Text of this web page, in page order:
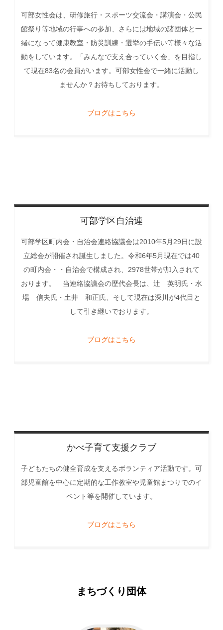
可部女性会は、研修旅行・スポーツ交流会・講演会・公民
館祭り等地域の行事への参加、さらには地域の諸団体と一
緒になって健康教室・防災訓練・選挙の手伝い等様々な活
動をしています。「みんなで支え合っていく会」を目指し
て現在83名の会員がいます。可部女性会で一緒に活動し
ませんか？お待ちしております。
ブログはこちら
可部学区自治連
可部学区町内会・自治会連絡協議会は2010年5月29日に設
立総会が開催され誕生しました。令和6年5月現在では40
の町内会・・自治会で構成され、2978世帯が加入されて
おります。 当連絡協議会の歴代会長は、辻 英明氏・水
場 信夫氏・土井 和正氏、そして現在は深川が4代目と
して引き継いでおります。
ブログはこちら
かべ子育て支援クラブ
子どもたちの健全育成を支えるボランティア活動です。可
部児童館を中心に定期的な工作教室や児童館まつりでのイ
ベント等を開催しています。
ブログはこちら
まちづくり団体